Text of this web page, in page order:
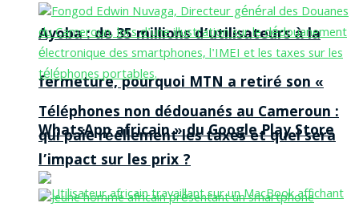
Ayoba : de 35 millions d’utilisateurs à la
fermeture, pourquoi MTN a retiré son «
WhatsApp africain » du Google Play Store
Téléphones non dédouanés au Cameroun :
qui paie réellement les taxes et quel sera
l’impact sur les prix ?